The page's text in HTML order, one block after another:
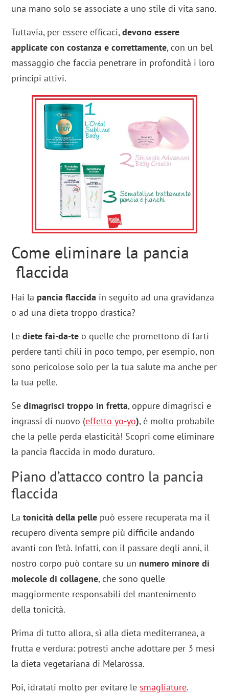
una mano solo se associate a uno stile di vita sano.
Tuttavia, per essere efficaci,devono essere
applicate con costanza e correttamente, con un bel
massaggio che faccia penetrare in profondità i loro
principi attivi.
Come eliminare la pancia
flaccida
Hai la pancia flaccida in seguito ad una gravidanza
o ad una dieta troppo drastica?
Lediete fai-da-te o quelle che promettono di farti
perdere tanti chili in poco tempo, per esempio, non
sono pericolose solo per la tua salute ma anche per
la tua pelle.
Sedimagrisci troppo in fretta, oppure dimagrisci e
ingrassi di nuovo (effetto yo-yo), è molto probabile
che la pelle perda elasticità! Scopri come eliminare
la pancia flaccida in modo duraturo.
Piano d’attacco contro la pancia
flaccida
Latonicità della pelle può essere recuperata ma il
recupero diventa sempre più difficile andando
avanti con l’età. Infatti, con il passare degli anni, il
nostro corpo può contare su un numero minore di
molecole di collagene, che sono quelle
maggiormente responsabili del mantenimento
della tonicità.
Prima di tutto allora, sì alla dieta mediterranea, a
frutta e verdura: potresti anche adottare per 3 mesi
la dieta vegetariana di Melarossa.
Poi, idratati molto per evitare le smagliature.